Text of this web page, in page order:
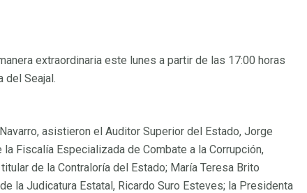
Ejecutiva
menú
y más
extraordinaria este lunes a partir de las 17:00 horas
del Seajal.
asistieron el Auditor Superior del Estado, Jorge
Fiscalía Especializada de Combate a la Corrupción,
de la Contraloría del Estado; María Teresa Brito
la Judicatura Estatal, Ricardo Suro Esteves; la Presidenta